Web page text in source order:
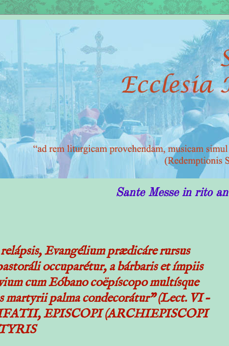
Sante Messe in rito antico in Puglia
Evangélium prædicáre rursus
occuparétur, a bárbaris et ímpiis
cum Eóbano coëpíscopo multísque
martyrii palma condecorátur” (Lect. VI –
EPISCOPI (ARCHIEPISCOPI